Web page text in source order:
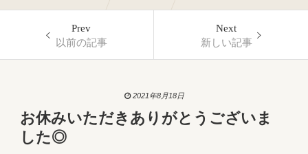
Prev
以前の記事
Next
新しい記事
2021年8月18日
お休みいただきありがとうございま
した◎